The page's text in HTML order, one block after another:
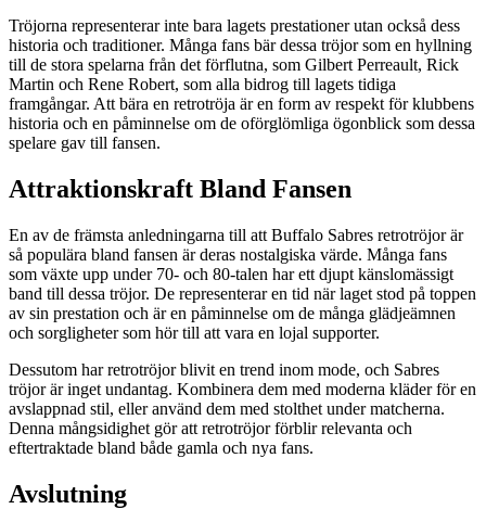
Tröjorna representerar inte bara lagets prestationer utan också dess
historia och traditioner. Många fans bär dessa tröjor som en hyllning
till de stora spelarna från det förflutna, som Gilbert Perreault, Rick
Martin och Rene Robert, som alla bidrog till lagets tidiga
framgångar. Att bära en retrotröja är en form av respekt för klubbens
historia och en påminnelse om de oförglömliga ögonblick som dessa
spelare gav till fansen.
Attraktionskraft Bland Fansen
En av de främsta anledningarna till att Buffalo Sabres retrotröjor är
så populära bland fansen är deras nostalgiska värde. Många fans
som växte upp under 70- och 80-talen har ett djupt känslomässigt
band till dessa tröjor. De representerar en tid när laget stod på toppen
av sin prestation och är en påminnelse om de många glädjeämnen
och sorgligheter som hör till att vara en lojal supporter.
Dessutom har retrotröjor blivit en trend inom mode, och Sabres
tröjor är inget undantag. Kombinera dem med moderna kläder för en
avslappnad stil, eller använd dem med stolthet under matcherna.
Denna mångsidighet gör att retrotröjor förblir relevanta och
eftertraktade bland både gamla och nya fans.
Avslutning